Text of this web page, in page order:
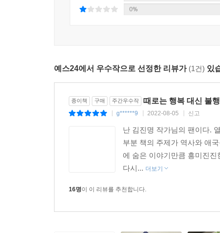
오랜 시간 소설을 통해 수많은 대중을 사로잡
집필활동을 하며 만난 다양한 사람들의 삶과 인간
우리가 잊고 있던 역사의 소중함을,
과거와 현재를 잇는 초월적 가치에 대한 궁구를.
0%
예스24에서 우수작으로 선정한 리뷰가 (1건) 있
종이책 구매 주간우수작 때로는 행복 대신 불
g******9 2022-08-05 신고
난 김진명 작가님의 팬이다.
부분 책의 주제가 역사와 애
에 숨은 이야기만큼 흥미진
다시... 더보기
16명이 이 리뷰를 추천합니다.